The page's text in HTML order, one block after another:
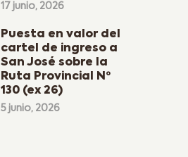
17 junio, 2026
Puesta en valor del
cartel de ingreso a
San José sobre la
Ruta Provincial Nº
130 (ex 26)
5 junio, 2026